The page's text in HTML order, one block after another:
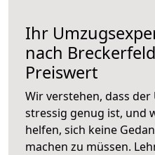
Ihr
nach Breckerfeld
Preiswert
Wir verstehen, dass
stressig genug ist, und
helfen, sich keine
machen zu müssen.